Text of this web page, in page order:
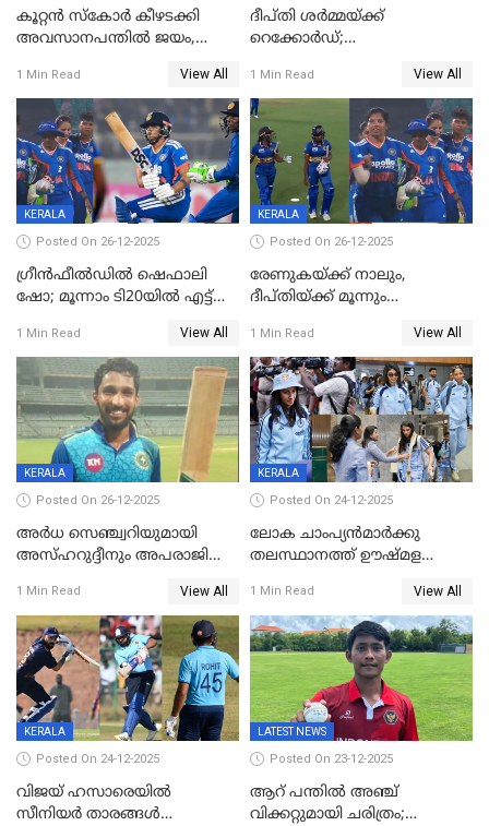
കൂറ്റൻ സ്കോർ കീഴടക്കി
അവസാനപന്തിൽ ജയം,
1 Min Read View All
ദീപ്തി ശർമ്മയ്ക്ക്
റെക്കോർഡ്;
ടി20 പരമ്പര തൂത്തുവാരി
ഇന്ത്യ
1 Min Read View All
KERALA
Posted On 26-12-2025
ഗ്രീന്‍ഫീല്‍ഡില്‍ ഷെഫാലി
ഷോ; മൂന്നാം ടി20യിൽ എട്ട്
വനിതകള്‍ക്കെതിരായ ടി20
പരമ്പര ഇന്ത്യക്ക്
1 Min Read View All
KERALA
Posted On 26-12-2025
രേണുകയ്ക്ക് നാലും,
ദീപ്തിയ്ക്ക് മൂന്നും
ടി20യിലും ശ്രീലങ്കയ്ക്ക്
ബാറ്റിംഗ് തകര്‍ച്ച; ഇന്ത്യയ്ക്ക്
വിജയലക്ഷ്യം 113 റൺസ്
1 Min Read View All
KERALA
Posted On 26-12-2025
അർധ സെഞ്ച്വറിയുമായി
അസ്ഹറുദ്ദീനും അപരാജിതും
റൺസ് വിജയലക്ഷ്യമുയർത്തി
കേരളം
1 Min Read View All
KERALA
Posted On 24-12-2025
ലോക ചാംപ്യൻമാർക്കു
തലസ്ഥാനത്ത് ഊഷ്മള
മത്സരം ജയിച്ചാൽ ഇന്ത്യയ്ക്കു
പരമ്പര
1 Min Read View All
KERALA
Posted On 24-12-2025
വിജയ് ഹസാരെയിൽ
സീനിയർ താരങ്ങൾ
LATEST NEWS
Posted On 23-12-2025
ആറ് പന്തിൽ അഞ്ച്
വിക്കറ്റുമായി ചരിത്രം;